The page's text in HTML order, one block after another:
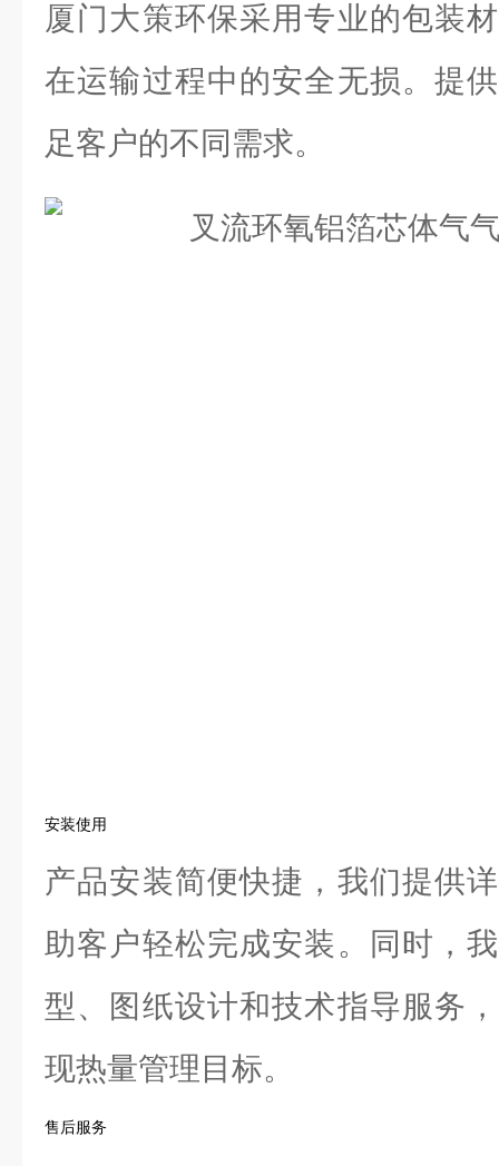
厦门大策环保采用专业的包装
在运输过程中的安全无损。提
足客户的不同需求。
安装使用
产品安装简便快捷，我们提供
助客户轻松完成安装。同时，
型、图纸设计和技术指导服务
现热量管理目标。
售后服务